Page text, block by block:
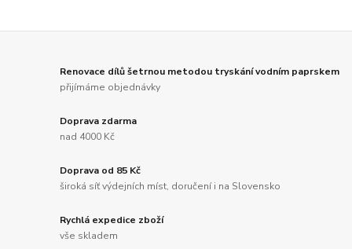
Renovace dílů šetrnou metodou tryskání vodním paprskem
přijímáme objednávky
Doprava zdarma
nad 4000 Kč
Doprava od 85 Kč
široká síť výdejních míst, doručení i na Slovensko
Rychlá expedice zboží
vše skladem